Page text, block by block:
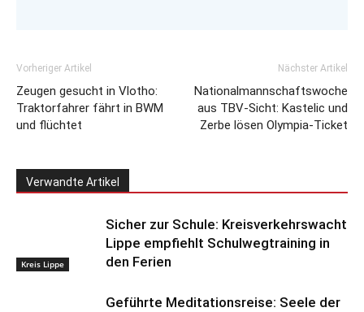
Vorheriger Artikel
Zeugen gesucht in Vlotho:
Traktorfahrer fährt in BWM
und flüchtet
Nächster Artikel
Nationalmannschaftswoche
aus TBV-Sicht: Kastelic und
Zerbe lösen Olympia-Ticket
Verwandte Artikel
Kreis Lippe
Sicher zur Schule: Kreisverkehrswacht
Lippe empfiehlt Schulwegtraining in
den Ferien
Geführte Meditationsreise: Seele der